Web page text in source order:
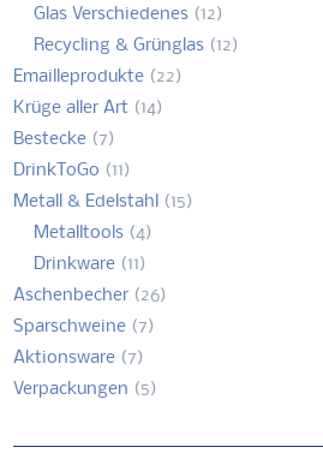
Glas Verschiedenes (12)
Recycling & Grünglas (12)
Emailleprodukte (22)
Krüge aller Art (14)
Bestecke (7)
DrinkToGo (11)
Metall & Edelstahl
(15)
Metalltools (4)
Drinkware (11)
Aschenbecher (26)
Sparschweine (7)
Aktionsware (7)
Verpackungen (5)